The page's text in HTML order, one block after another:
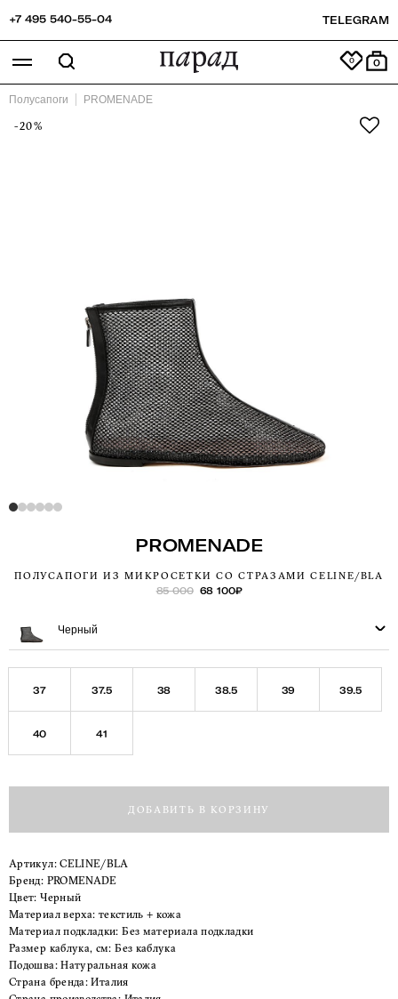
+7 495 540-55-04 TELEGRAM
0
Полусапоги PROMENADE
-20%
PROMENADE
ПОЛУСАПОГИ ИЗ МИКРОСЕТКИ СО СТРАЗАМИ CELINE/BLA
85 000 68 100₽
Черный
37 37.5 38 38.5 39 39.5
40 41
ДОБАВИТЬ В КОРЗИНУ
Артикул:CELINE/BLA
Бренд:
PROMENADE
Цвет:
Черный
Материал верха: текстиль + кожа
Материал подкладки: Без материала подкладки
Размер каблука, см: Без каблука
Подошва: Натуральная кожа
Страна бренда: Италия